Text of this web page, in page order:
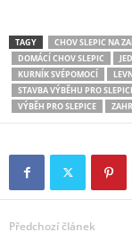
TAGY CHOV SLEPIC NA
DOMÁCÍ CHOV SLEPIC
KURNÍK SVÉPOMOCÍ
STAVBA VÝBĚHU PRO
VÝBĚH PRO SLEPICE
Předchozí článek